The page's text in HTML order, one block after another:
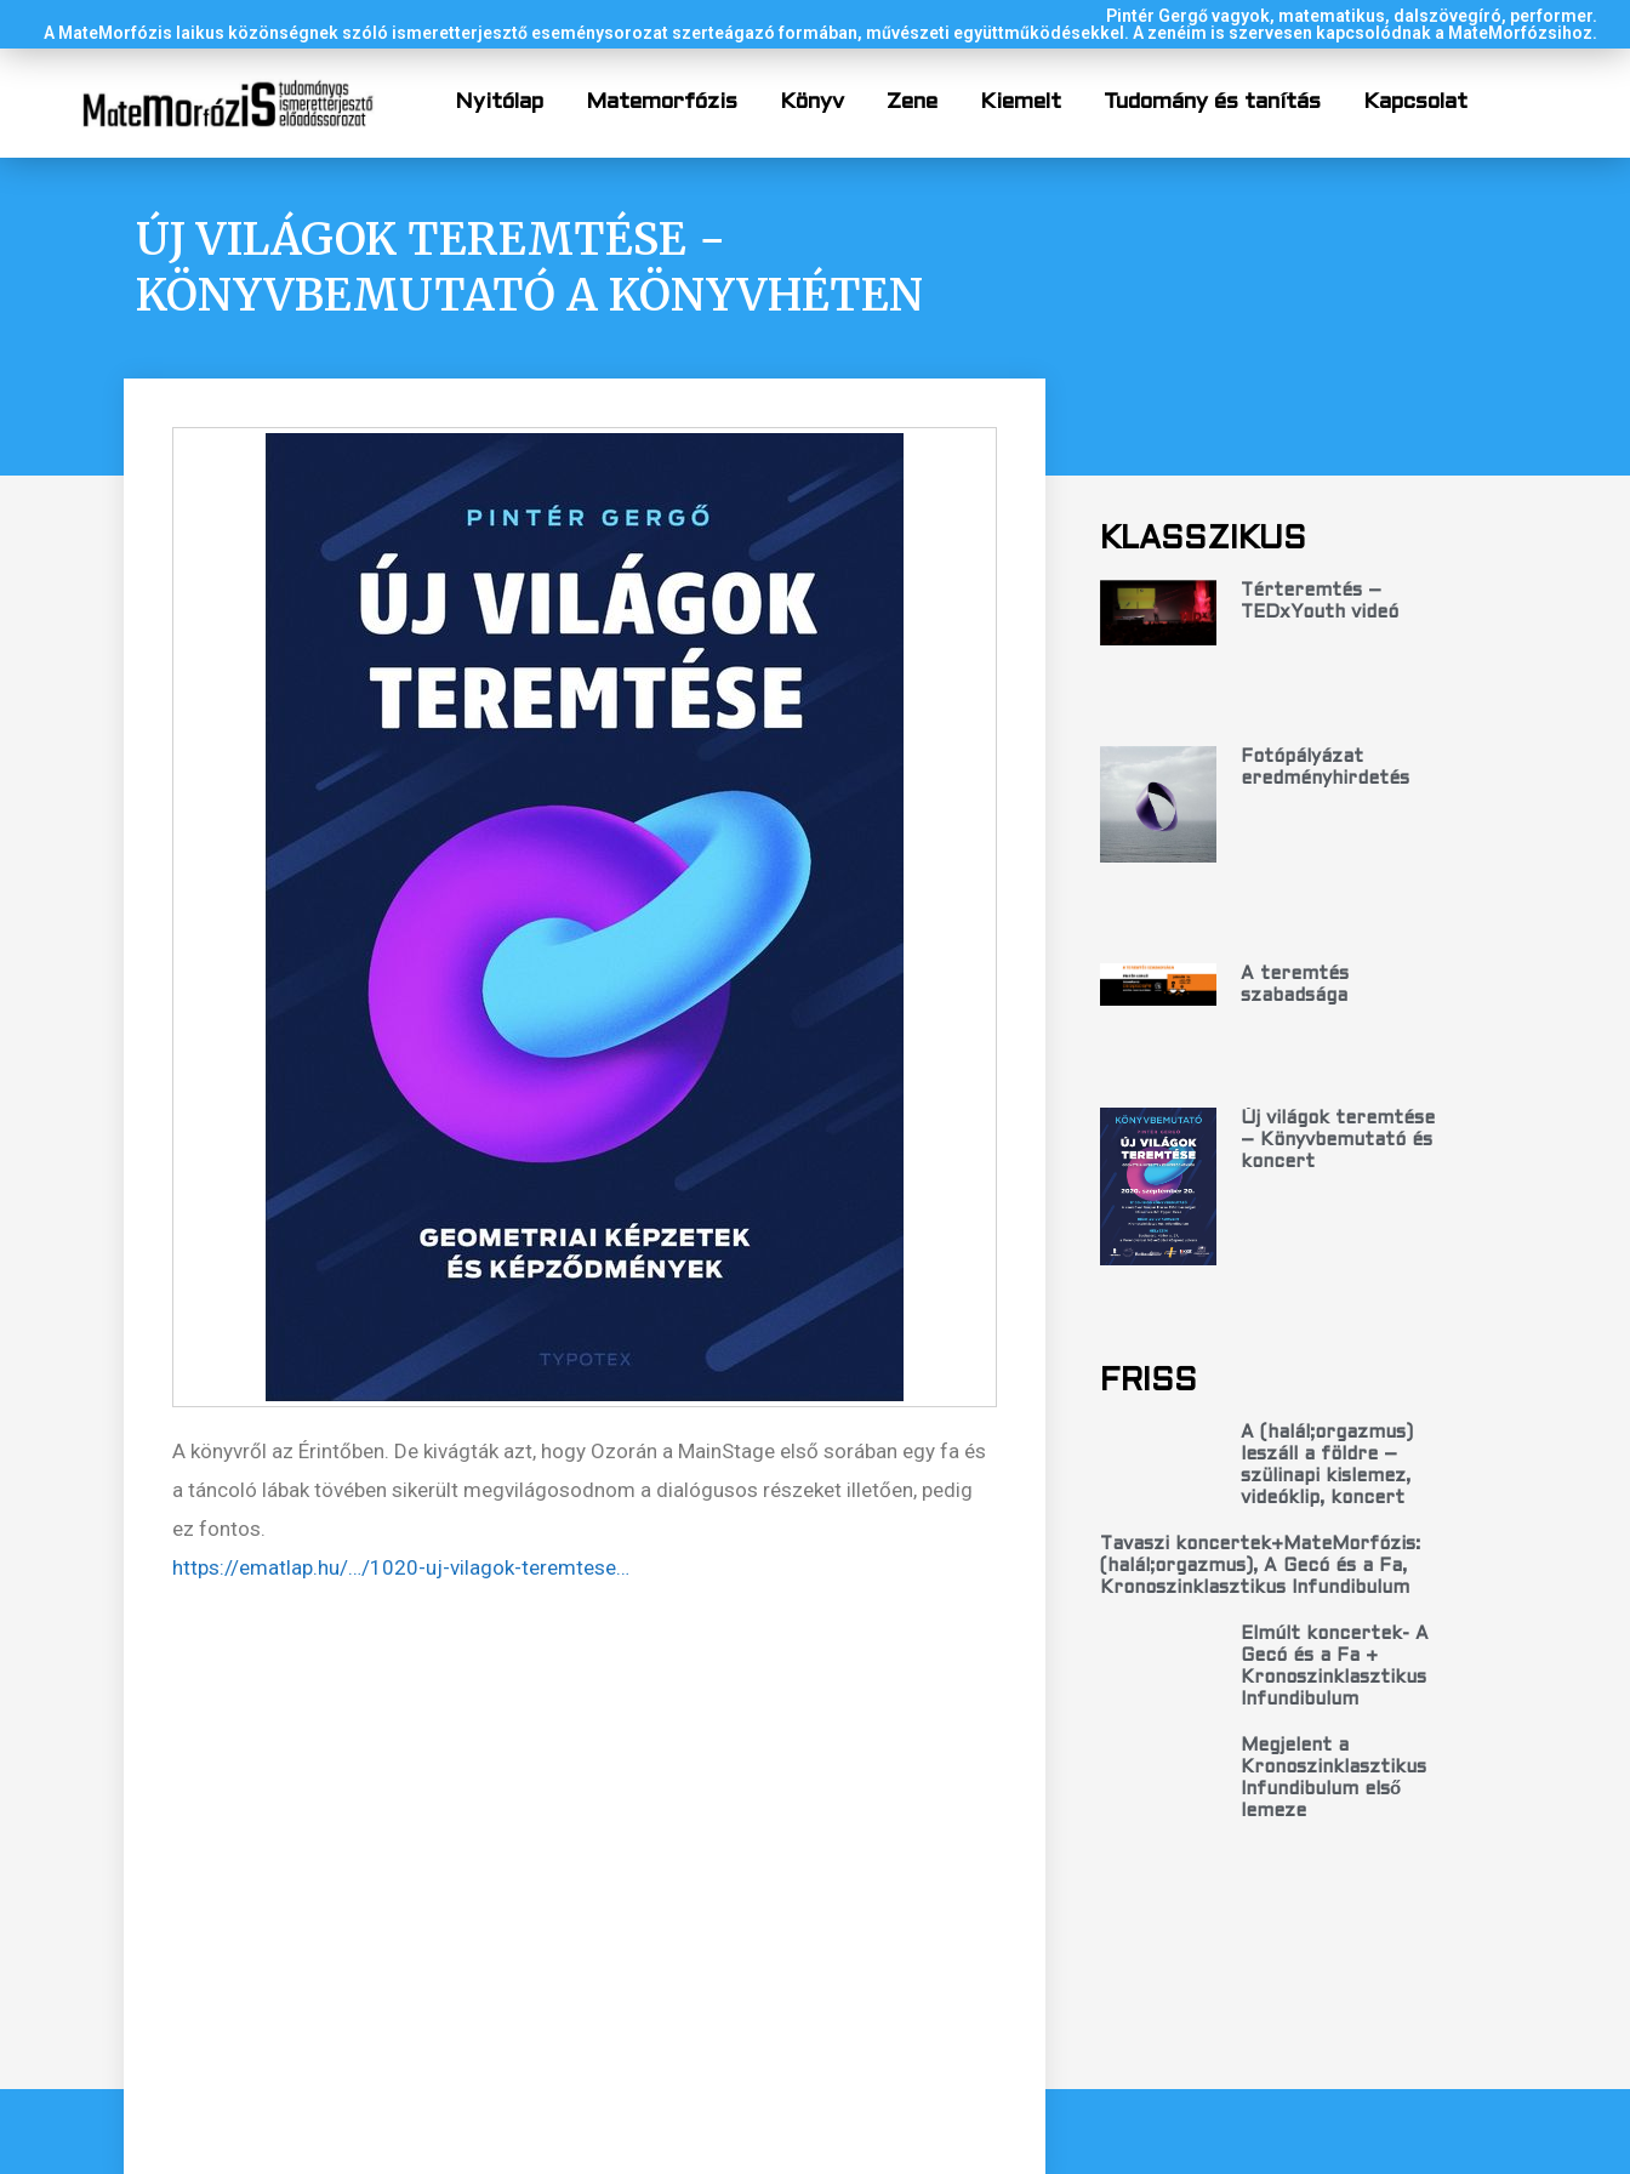
Pintér Gergő vagyok, matematikus, dalszövegíró, performer.
A MateMorfózis laikus közönségnek szóló ismeretterjesztő eseménysorozat szerteágazó formában, művészeti együttműködésekkel. A zenéim is szervesen kapcsolódnak a MateMorfózsihoz.
Nyitólap Matemorfózis Könyv Zene Kiemelt Tudomány és tanítás Kapcsolat
ÚJ VILÁGOK TEREMTÉSE −
KÖNYVBEMUTATÓ A KÖNYVHÉTEN
A könyvről az Érintőben. De kivágták azt, hogy Ozorán a MainStage első sorában egy fa és
a táncoló lábak tövében sikerült megvilágosodnom a dialógusos részeket illetően, pedig
ez fontos.
https://ematlap.hu/…/1020-uj-vilagok-teremtese…
KLASSZIKUS
Térteremtés –
TEDxYouth videó
Fotópályázat
eredményhirdetés
A teremtés
szabadsága
Új világok teremtése
– Könyvbemutató és
koncert
FRISS
A (halál;orgazmus)
leszáll a földre –
szülinapi kislemez,
videóklip, koncert
Tavaszi koncertek+MateMorfózis:
(halál;orgazmus), A Gecó és a Fa,
Kronoszinklasztikus Infundibulum
Elmúlt koncertek- A
Gecó és a Fa +
Kronoszinklasztikus
Infundibulum
Megjelent a
Kronoszinklasztikus
Infundibulum első
lemeze